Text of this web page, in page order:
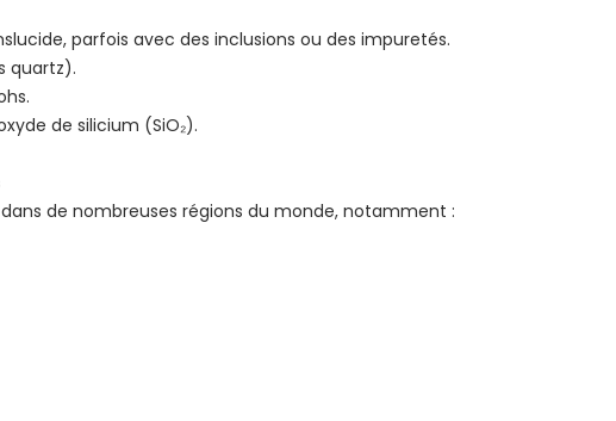
parfois avec des inclusions ou des impuretés.
quartz).
de silicium (SiO₂).
de nombreuses régions du monde, notamment :